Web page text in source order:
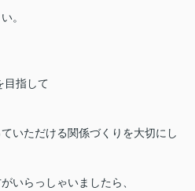
。
目指して
いただける関係づくりを大切にし
いらっしゃいましたら、